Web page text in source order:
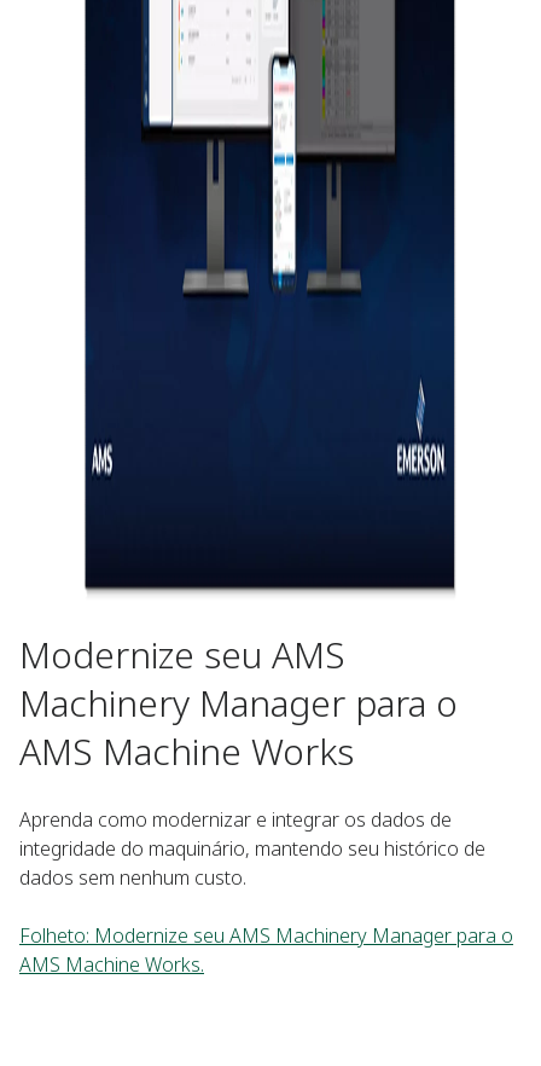
Modernize seu AMS
Machinery Manager para o
AMS Machine Works
Aprenda como modernizar e integrar os dados de
integridade do maquinário, mantendo seu histórico de
dados sem nenhum custo.
Folheto: Modernize seu AMS Machinery Manager para o
AMS Machine Works.